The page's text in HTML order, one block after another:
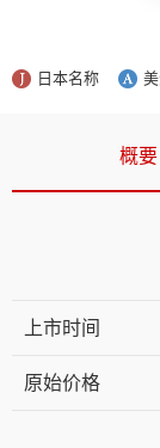
日本名称
概要
上市时间
原始价格